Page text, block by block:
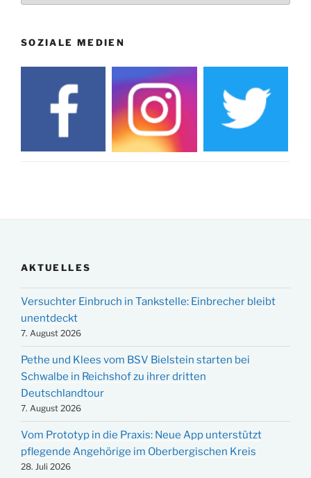
SOZIALE MEDIEN
AKTUELLES
Versuchter Einbruch in Tankstelle: Einbrecher bleibt
unentdeckt
7. August 2026
Pethe und Klees vom BSV Bielstein starten bei
Schwalbe in Reichshof zu ihrer dritten
Deutschlandtour
7. August 2026
Vom Prototyp in die Praxis: Neue App unterstützt
pflegende Angehörige im Oberbergischen Kreis
28. Juli 2026